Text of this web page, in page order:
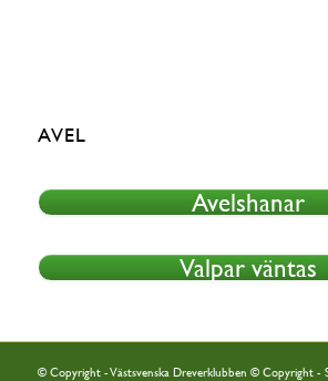
AVEL
Avelshanar
Valpar väntas
© Copyright - Västsvenska Dreverklubben © Copyright -